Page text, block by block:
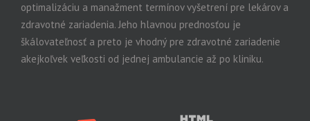
optimalizáciu a manažment termínov vyšetrení pre lekárov a
zdravotné zariadenia. Jeho hlavnou prednosťou je
škálovateľnosť a preto je vhodný pre zdravotné zariadenie
akejkoľvek veľkosti od jednej ambulancie až po kliniku.